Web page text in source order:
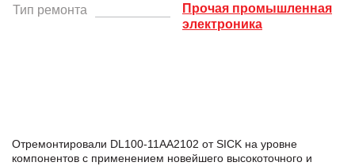
Тип ремонта
Прочая промышленная
электроника
Отремонтировали DL100-11AA2102 от SICK на уровне
компонентов с применением новейшего высокоточного и